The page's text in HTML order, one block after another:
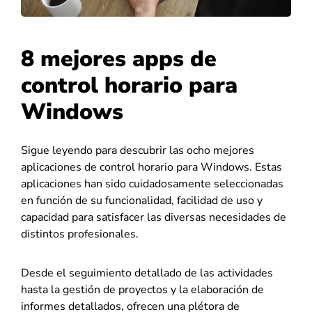
8 mejores apps de
control horario para
Windows
Sigue leyendo para descubrir las ocho mejores
aplicaciones de control horario para Windows. Estas
aplicaciones han sido cuidadosamente seleccionadas
en función de su funcionalidad, facilidad de uso y
capacidad para satisfacer las diversas necesidades de
distintos profesionales.
Desde el seguimiento detallado de las actividades
hasta la gestión de proyectos y la elaboración de
informes detallados, ofrecen una plétora de